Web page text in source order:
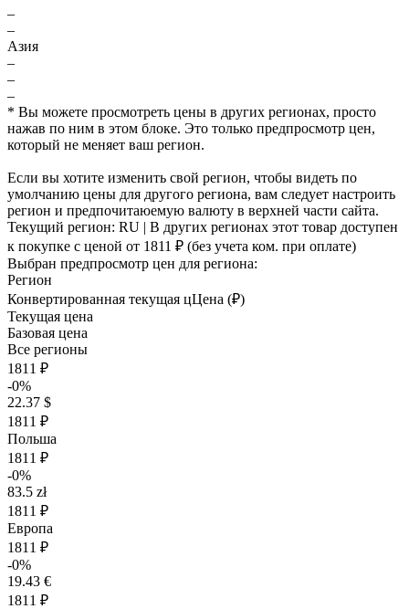
–
–
Азия
–
–
–
* Вы можете просмотреть цены в других регионах, просто
нажав по ним в этом блоке. Это только предпросмотр цен,
который не меняет ваш регион.
Если вы хотите изменить свой регион, чтобы видеть по
умолчанию цены для другого региона, вам следует настроить
регион и предпочитаюемую валюту в верхней части сайта.
Текущий регион: RU | В других регионах этот товар доступен
к покупке с ценой от 1811 ₽ (без учета ком. при оплате)
Выбран предпросмотр цен для региона:
Регион
Конвертированная текущая цЦена (₽)
Текущая цена
Базовая цена
Все регионы
1811 ₽
-0%
22.37 $
1811 ₽
Польша
1811 ₽
-0%
83.5 zł
1811 ₽
Европа
1811 ₽
-0%
19.43 €
1811 ₽